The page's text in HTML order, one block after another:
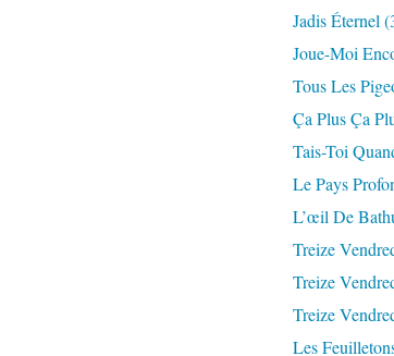
Jadis Éternel
Joue-Moi
Tous Les
Ça Plus Ça
Tais-Toi
Le Pays
L’œil De
Treize
Treize
Treize
Les